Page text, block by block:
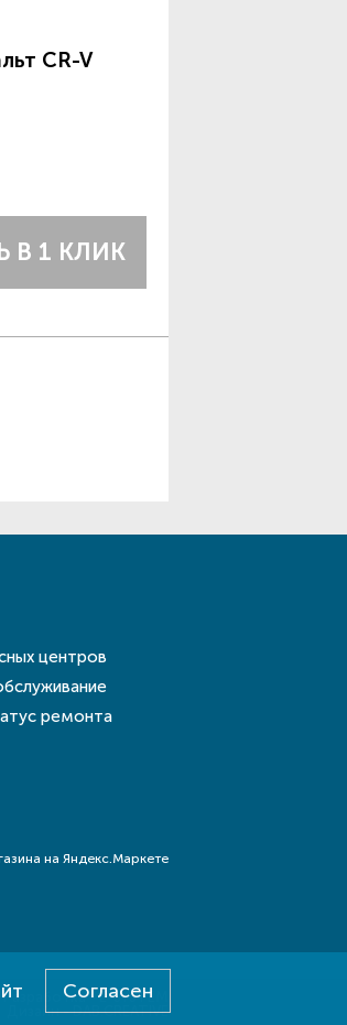
CR-V
В 1 КЛИК
Согласен
центров
ремонта
Разработка - E-SYSTEM
Дизайн - DAB.CREATIVE